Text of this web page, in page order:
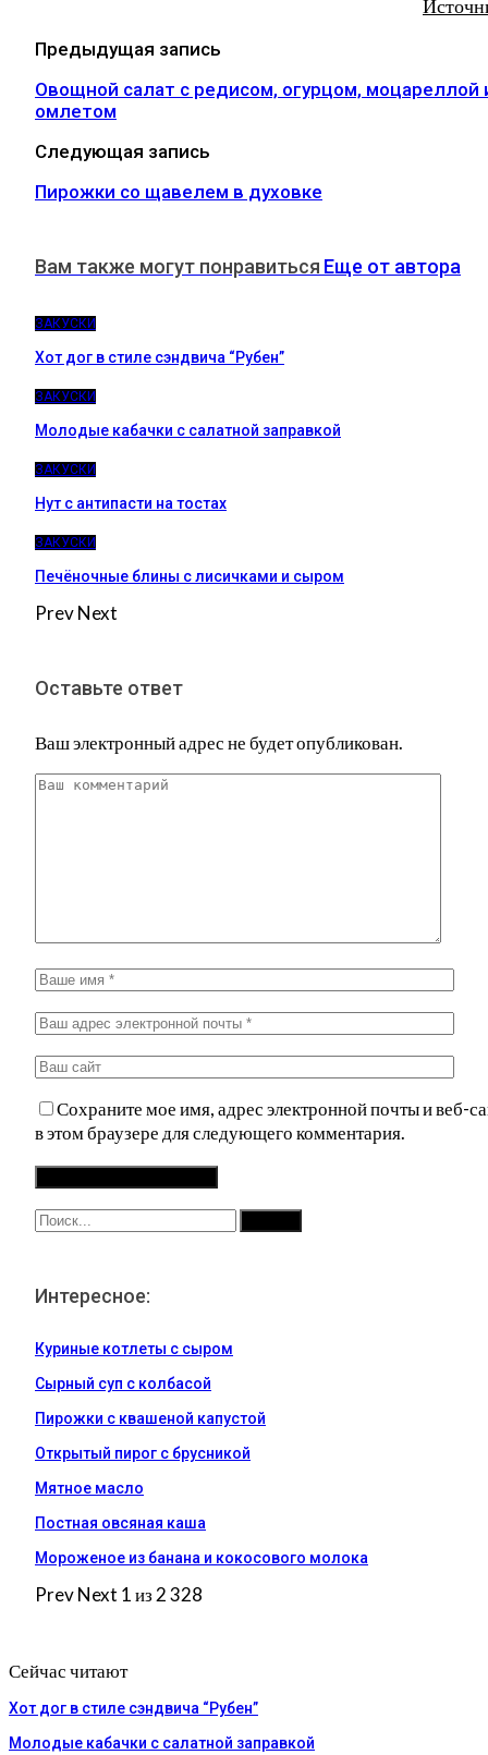
Предыдущая запись
Овощной салат с редисом, огурцом, моцареллой
омлетом
Следующая запись
Пирожки со щавелем в духовке
Вам также могут понравиться Еще от автора
ЗАКУСКИ
Хот дог в стиле сэндвича “Рубен”
ЗАКУСКИ
Молодые кабачки с салатной заправкой
ЗАКУСКИ
Нут с антипасти на тостах
ЗАКУСКИ
Печёночные блины с лисичками и сыром
PrevNext
Оставьте ответ
Ваш электронный адрес не будет опубликован.
Сохраните мое имя, адрес электронной почты и веб-
в этом браузере для следующего комментария.
Интересное:
Куриные котлеты с сыром
Сырный суп с колбасой
Пирожки с квашеной капустой
Открытый пирог с брусникой
Мятное масло
Постная овсяная каша
Мороженое из банана и кокосового молока
PrevNext 1 из 2 328
Сейчас читают
Хот дог в стиле сэндвича “Рубен”
Молодые кабачки с салатной заправкой